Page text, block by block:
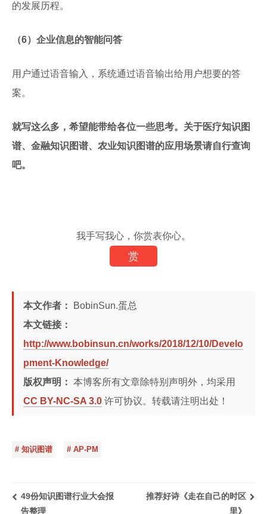
的发展历程。
（6）企业信息的智能问答
用户通过语音输入，系统通过语音输出给用户想要的答
案。
就写这么多，希望能带给各位一些思考。关于医疗知识图
谱、金融知识图谱、农业知识图谱的应用场景请自行查询
吧。
我手写我心，你赏表你心。
赏
本文作者：
BobinSun.蛋总
本文链接：
http://www.bobinsun.cn/works/2018/12/10/Develo
pment-Knowledge/
版权声明： 本博客所有文章除特别声明外，均采用
CC BY-NC-SA 3.0 许可协议。转载请注明出处！
# 知识图谱 # AP-PM
49份知识图谱行业大会报
告整理
推荐好诗《走在自己的时区
里》